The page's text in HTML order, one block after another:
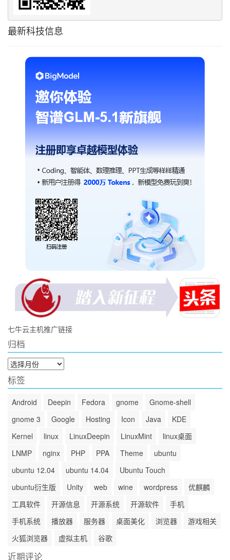
最新科技信息
七牛云主机推广链接
归档
归
档
标签
Android Deepin Fedora gnome
Gnome-shell
gnome 3
Google Hosting Icon Java
KDE
Kernel
linux LinuxDeepin LinuxMint
linux桌面
LNMP
nginx PHP PPA Theme
ubuntu
ubuntu 12.04
ubuntu 14.04
Ubuntu Touch
ubuntu衍生版
Unity web wine wordpress
优麒麟
工具软件
开源信息 开源系统 开源软件
手机
手机系统
播放器 服务器 桌面美化 浏览器
游戏相关
火狐浏览器
虚拟主机 谷歌
近期评论